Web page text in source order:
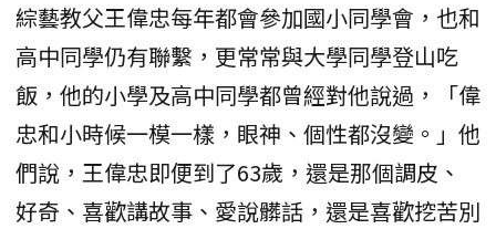
綜藝教父王偉忠每年都會參加國小同學會，也和
高中同學仍有聯繫，更常常與大學同學登山吃
飯，他的小學及高中同學都曾經對他說過，「偉
忠和小時候一模一樣，眼神、個性都沒變。」他
們說，王偉忠即便到了63歲，還是那個調皮、
好奇、喜歡講故事、愛說髒話，還是喜歡挖苦別